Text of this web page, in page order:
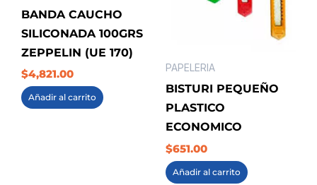
BANDA CAUCHO
SILICONADA 100GRS
ZEPPELIN (UE 170)
$4,821.00
Añadir al carrito
PAPELERIA
BISTURI PEQUEÑO
PLASTICO
ECONOMICO
$651.00
Añadir al carrito